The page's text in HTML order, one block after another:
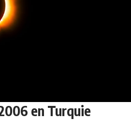
en Turquie